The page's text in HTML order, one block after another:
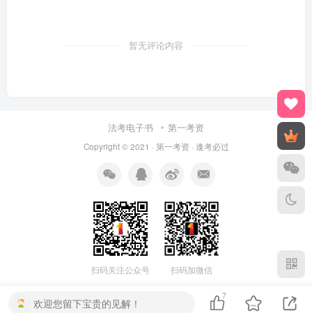
暂无评论内容
法考电子书 第一考资
Copyright © 2021 · 第一考资 · 逢考必过
扫码关注公众号 扫码加微信
欢迎您留下宝贵的见解！
7